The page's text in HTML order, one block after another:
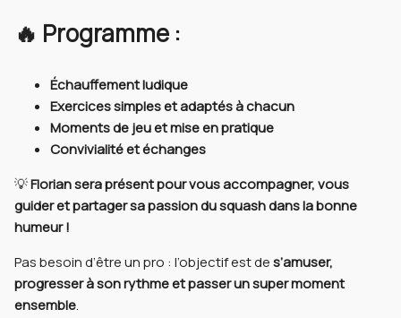
🔥 Programme :
Échauffement ludique
Exercices simples et adaptés à chacun
Moments de jeu et mise en pratique
Convivialité et échanges
💡Florian sera présent pour vous accompagner, vous
guider et partager sa passion du squash dans la bonne
humeur !
Pas besoin d’être un pro : l’objectif est des’amuser,
progresser à son rythme et passer un super moment
ensemble.